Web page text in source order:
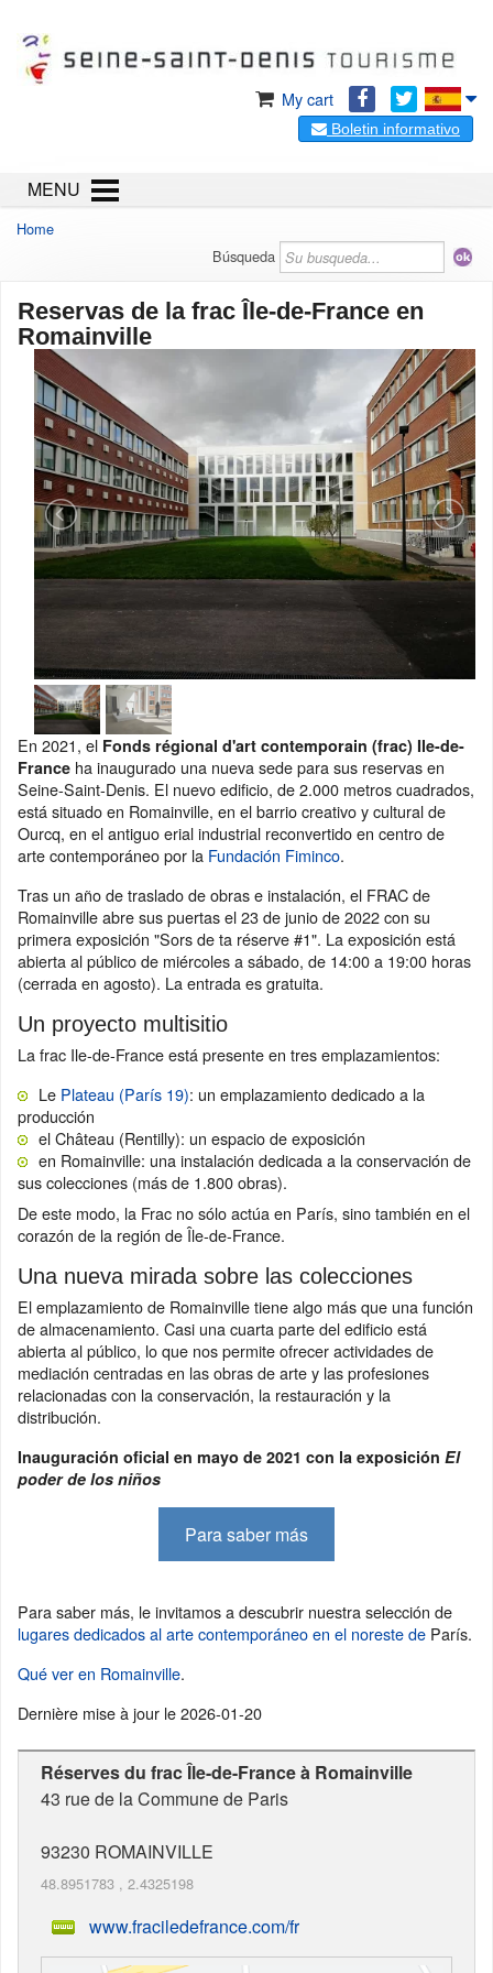
My cart
Boletin informativo
MENU
Home
Búsqueda
Reservas de la frac Île-de-France en
Romainville
En 2021, el Fonds régional d'art contemporain (frac) Ile-de-
France ha inaugurado una nueva sede para sus reservas en
Seine-Saint-Denis. El nuevo edificio, de 2.000 metros cuadrados,
está situado en Romainville, en el barrio creativo y cultural de
Ourcq, en el antiguo erial industrial reconvertido en centro de
arte contemporáneo por la Fundación Fiminco.
Tras un año de traslado de obras e instalación, el FRAC de
Romainville abre sus puertas el 23 de junio de 2022 con su
primera exposición "Sors de ta réserve #1". La exposición está
abierta al público de miércoles a sábado, de 14:00 a 19:00 horas
(cerrada en agosto). La entrada es gratuita.
Un proyecto multisitio
La frac Ile-de-France está presente en tres emplazamientos:
Le Plateau (París 19): un emplazamiento dedicado a la
producción
el Château (Rentilly): un espacio de exposición
en Romainville: una instalación dedicada a la conservación de
sus colecciones (más de 1.800 obras).
De este modo, la Frac no sólo actúa en París, sino también en el
corazón de la región de Île-de-France.
Una nueva mirada sobre las colecciones
El emplazamiento de Romainville tiene algo más que una función
de almacenamiento. Casi una cuarta parte del edificio está
abierta al público, lo que nos permite ofrecer actividades de
mediación centradas en las obras de arte y las profesiones
relacionadas con la conservación, la restauración y la
distribución.
Inauguración oficial en mayo de 2021 con la exposición El
poder de los niños
Para saber más
Para saber más, le invitamos a descubrir nuestra selección de
lugares dedicados al arte contemporáneo en el noreste de París.
Qué ver en Romainville.
Dernière mise à jour le2026-01-20
Réserves du frac Île-de-France à Romainville
43 rue de la Commune de Paris
93230 ROMAINVILLE
48.8951783 , 2.4325198
www.fraciledefrance.com/fr